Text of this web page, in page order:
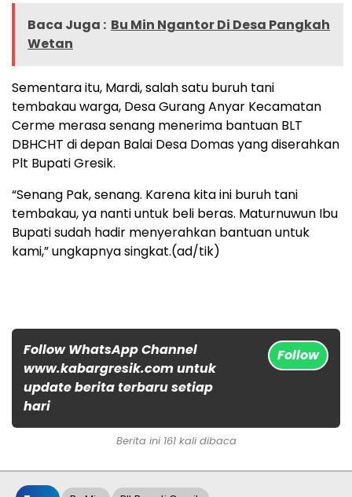
Baca Juga : Bu Min Ngantor Di Desa Pangkah
Wetan
Sementara itu, Mardi, salah satu buruh tani
tembakau warga, Desa Gurang Anyar Kecamatan
Cerme merasa senang menerima bantuan BLT
DBHCHT di depan Balai Desa Domas yang diserahkan
Plt Bupati Gresik.
“Senang Pak, senang. Karena kita ini buruh tani
tembakau, ya nanti untuk beli beras. Maturnuwun Ibu
Bupati sudah hadir menyerahkan bantuan untuk
kami,” ungkapnya singkat.(ad/tik)
Follow WhatsApp Channel
www.kabargresik.com untuk
update berita terbaru setiap
hari
Follow
Berita ini 161 kali dibaca